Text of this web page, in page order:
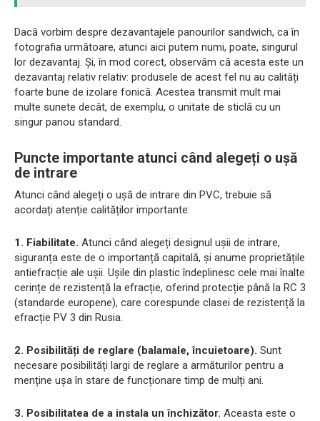
Dacă vorbim despre dezavantajele panourilor sandwich, ca în
fotografia următoare, atunci aici putem numi, poate, singurul
lor dezavantaj. Și, în mod corect, observăm că acesta este un
dezavantaj relativ relativ: produsele de acest fel nu au calități
foarte bune de izolare fonică. Acestea transmit mult mai
multe sunete decât, de exemplu, o unitate de sticlă cu un
singur panou standard.
Puncte importante atunci când alegeți o ușă
de intrare
Atunci când alegeți o ușă de intrare din PVC, trebuie să
acordați atenție calităților importante:
1. Fiabilitate. Atunci când alegeți designul ușii de intrare,
siguranța este de o importanță capitală, și anume proprietățile
antiefracție ale ușii. Ușile din plastic îndeplinesc cele mai înalte
cerințe de rezistență la efracție, oferind protecție până la RC 3
(standarde europene), care corespunde clasei de rezistență la
efracție PV 3 din Rusia.
2. Posibilități de reglare (balamale, încuietoare). Sunt
necesare posibilități largi de reglare a armăturilor pentru a
menține ușa în stare de funcționare timp de mulți ani.
3. Posibilitatea de a instala un închizător. Aceasta este o